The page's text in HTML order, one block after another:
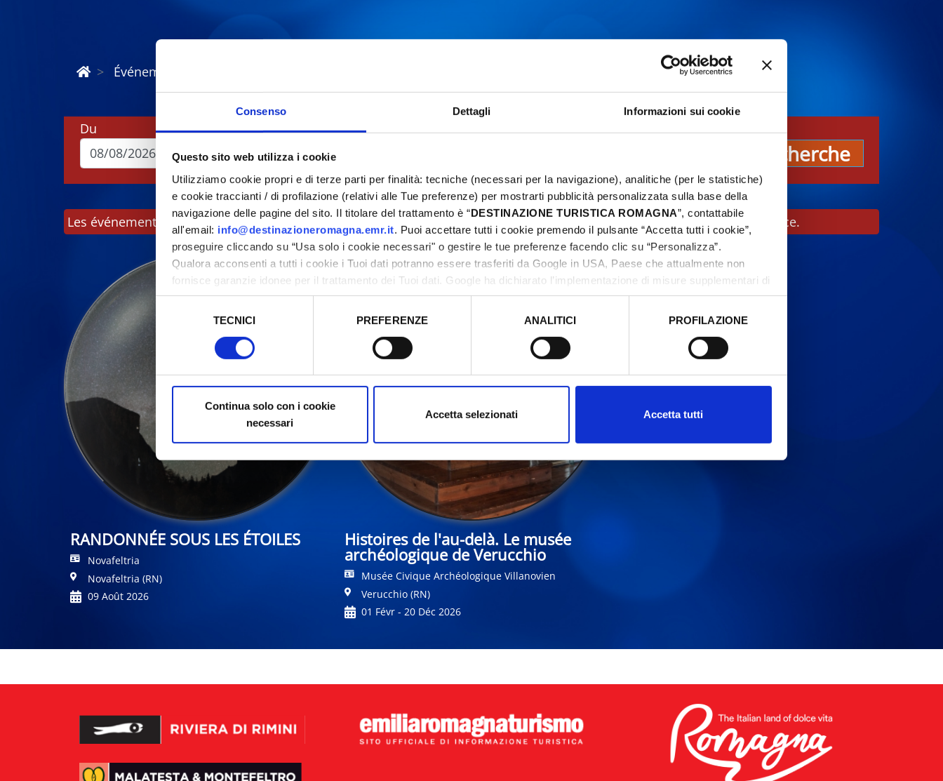
Consenso Dettagli Informazioni sui cookie
Questo sito web utilizza i cookie
Utilizziamo cookie propri e di terze parti per finalità: tecniche (necessari per la navigazione), analitiche (per le statistiche)
e cookie traccianti / di profilazione (relativi alle Tue preferenze) per mostrarti pubblicità personalizzata sulla base della
navigazione delle pagine del sito. Il titolare del trattamento è “DESTINAZIONE TURISTICA ROMAGNA”, contattabile
all'email: info@destinazioneromagna.emr.it. Puoi accettare tutti i cookie premendo il pulsante “Accetta tutti i cookie”,
proseguire cliccando su “Usa solo i cookie necessari" o gestire le tue preferenze facendo clic su “Personalizza”.
Qualora acconsenti a tutti i cookie i Tuoi dati potranno essere trasferiti da Google in USA, Paese che attualmente non
fornisce garanzie idonee per il trattamento dei Tuoi dati. Google ha dichiarato l’implementazione di misure supplementari di
sicurezza a Tutela dei navigatori, che abbiamo valutato essere sufficienti.
TECNICI PREFERENZE ANALITICI PROFILAZIONE
Continua solo con i cookie
necessari
Accetta selezionati Accetta tutti
Événements de Noël et du Nouvel An sur la Riviera de Rimini
Du Au Municipalité Types
Recherche
Les événements peuvent faire l'objet de modifications. Contactez toujours les organisateurs avant de vous rendre sur place.
RANDONNÉE SOUS LES ÉTOILES
Novafeltria
Novafeltria (RN)
09 Août 2026
Histoires de l'au-delà. Le musée
archéologique de Verucchio
Musée Civique Archéologique Villanovien
Verucchio (RN)
01 Févr - 20 Déc 2026